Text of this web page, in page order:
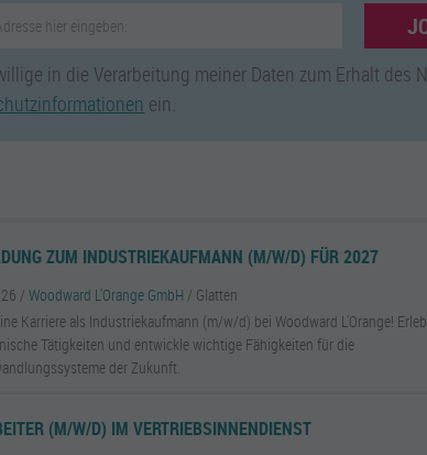
in die Verarbeitung meiner Daten zum Erhalt des
ein.
ZUM INDUSTRIEKAUFMANN (M/W/D) FÜR 2027
/Woodward L'Orange GmbH / Glatten
Karriere als Industriekaufmann (m/w/d) bei Woodward L'Orange!
Tätigkeiten und entwickle wichtige Fähigkeiten für die
der Zukunft.
(M/W/D) IM VERTRIEBSINNENDIENST